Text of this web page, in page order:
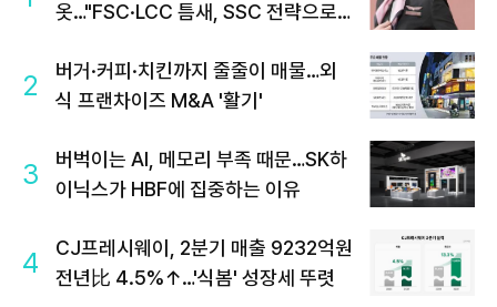
옷…"FSC·LCC 틈새, SSC 전략으로
2
버거·커피·치킨까지 줄줄이 매물…외
식 프랜차이즈 M&A '활기'
3
버벅이는 AI, 메모리 부족 때문…SK하
이닉스가 HBF에 집중하는 이유
4
CJ프레시웨이, 2분기 매출 9232억원
전년比 4.5%↑…'식봄' 성장세 뚜렷